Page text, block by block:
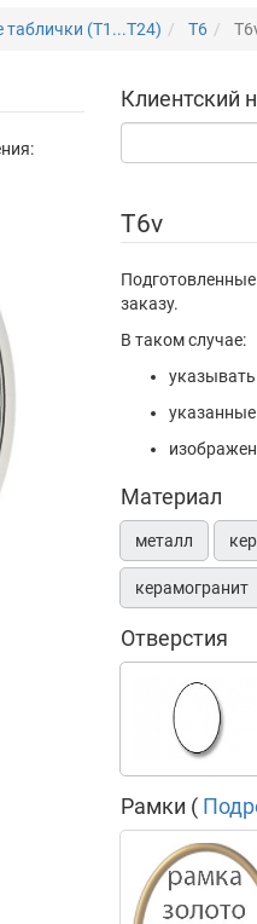
таблички (Т1...Т24) T6
Клиентский
T6v
заказу.
В таком случае:
Материал
металл
керамогранит
Отверстия
Рамки (